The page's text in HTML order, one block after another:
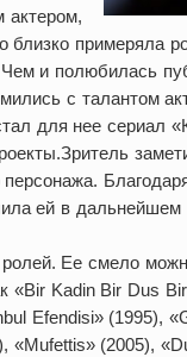
актером,
близко примеряла
и полюбилась
с талантом
для нее сериал
ей в дальнейшем
Ее смело
«Bir Kadin Bir Dus
Efendisi» (1995),
«Mufettis» (2005),